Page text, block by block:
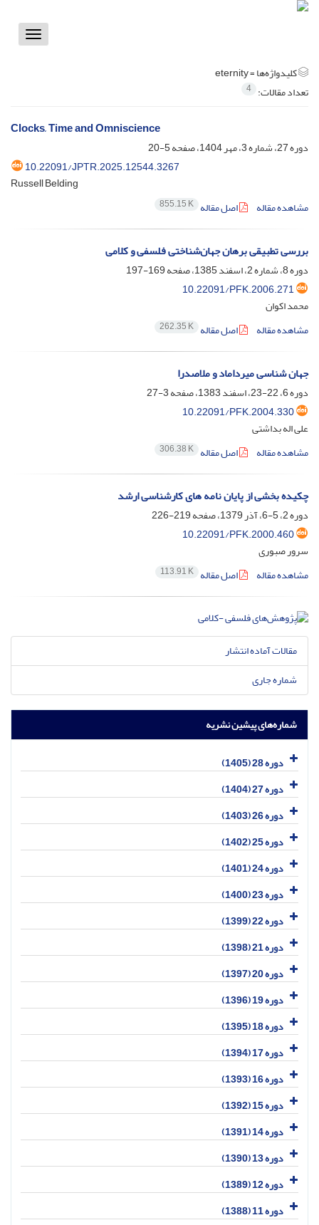
Toggle
کلیدواژه‌ها =eternity
تعداد مقالات: 4
Clocks, Time and Omniscience
دوره 27، شماره 3، مهر 1404، صفحه
5-20
10.22091/JPTR.2025.12544.3267
Russell Belding
مشاهده مقاله
اصل مقاله 855.15 K
بررسی تطبیقی برهان جهان‌شناختی فلسفی و کلامی
دوره 8، شماره 2، اسفند 1385، صفحه
169-197
10.22091/PFK.2006.271
محمد اکوان
مشاهده مقاله
اصل مقاله 262.35 K
جهان شناسی میرداماد و ملاصدرا
دوره 6، 22-23، اسفند 1383، صفحه
3-27
10.22091/PFK.2004.330
علی اله بداشتی
مشاهده مقاله
اصل مقاله 306.38 K
چکیده بخشی از پایان نامه های کارشناسی ارشد
دوره 2، 5-6، آذر 1379، صفحه
219-226
10.22091/PFK.2000.460
سرور صبوری
مشاهده مقاله
اصل مقاله 113.91 K
مقالات آماده انتشار
شماره جاری
شماره‌های پیشین نشریه
دوره 28 (1405)
دوره 27 (1404)
دوره 26 (1403)
دوره 25 (1402)
دوره 24 (1401)
دوره 23 (1400)
دوره 22 (1399)
دوره 21 (1398)
دوره 20 (1397)
دوره 19 (1396)
دوره 18 (1395)
دوره 17 (1394)
دوره 16 (1393)
دوره 15 (1392)
دوره 14 (1391)
دوره 13 (1390)
دوره 12 (1389)
دوره 11 (1388)